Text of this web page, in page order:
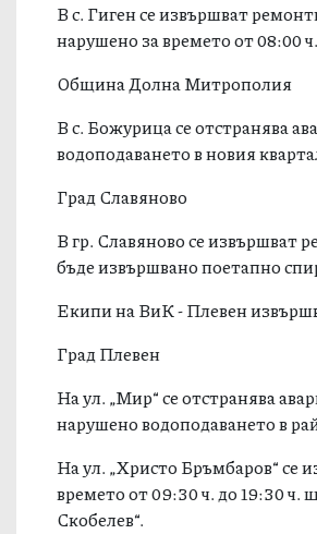
В с. Гиген се извършват
нарушено за времето от 08:00
Община Долна Митрополия
В с. Божурица се отстранява
водоподаването в новия
Град Славяново
В гр. Славяново се извършват
бъде извършвано поетапно
Екипи на ВиК - Плевен
Град Плевен
На ул. „Мир“ се отстранява
нарушено водоподаването в
На ул. „Христо Бръмбаров“ се
времето от 09:30 ч. до 19:30 ч.
Скобелев“.